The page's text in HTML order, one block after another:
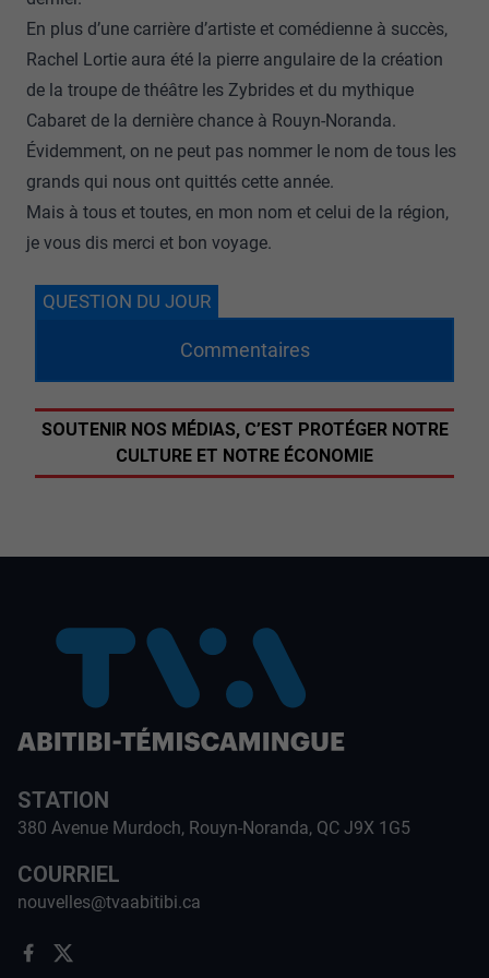
En plus d’une carrière d’artiste et comédienne à succès,
Rachel Lortie aura été la pierre angulaire de la création
de la troupe de théâtre les Zybrides et du mythique
Cabaret de la dernière chance à Rouyn-Noranda.
Évidemment, on ne peut pas nommer le nom de tous les
grands qui nous ont quittés cette année.
Mais à tous et toutes, en mon nom et celui de la région,
je vous dis merci et bon voyage.
QUESTION DU JOUR
Commentaires
SOUTENIR NOS MÉDIAS, C’EST PROTÉGER NOTRE
CULTURE ET NOTRE ÉCONOMIE
STATION
380 Avenue Murdoch, Rouyn-Noranda, QC J9X 1G5
COURRIEL
nouvelles@tvaabitibi.ca